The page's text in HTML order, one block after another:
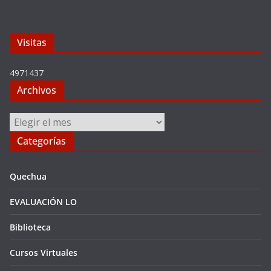
Visitas
4971437
Archivos
Archivos
Categorías
Quechua
EVALUACIÓN LO
Biblioteca
Cursos Virtuales